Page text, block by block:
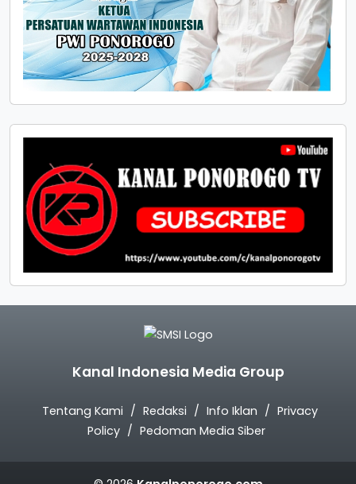
Kanal Indonesia Media Group
Tentang Kami Redaksi Info Iklan
Privacy
Policy
Pedoman Media Siber